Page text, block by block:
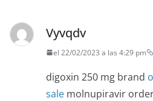
Vyvqdv
el 22/02/2023 a las 4:29 pm
digoxin 250 mg brand
sale molnupiravir